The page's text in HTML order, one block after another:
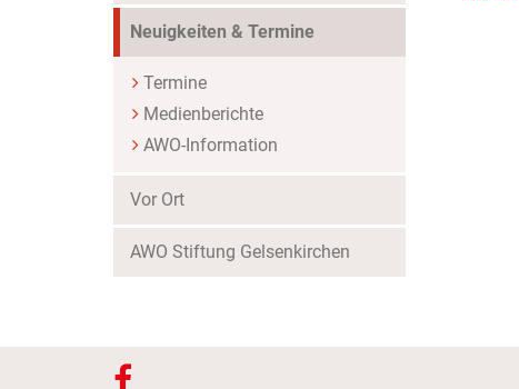
Neuigkeiten & Termine
Termine
Medienberichte
AWO-Information
Vor Ort
AWO Stiftung Gelsenkirchen